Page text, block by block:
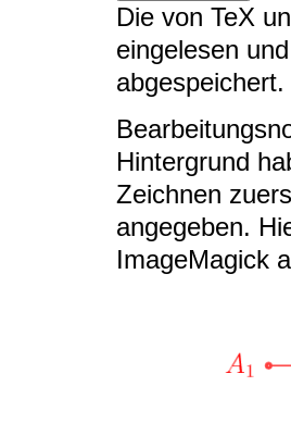
Die von TeX
eingelesen
abgespeichert.
Hintergrund
Zeichnen
angegeben.
ImageMagick